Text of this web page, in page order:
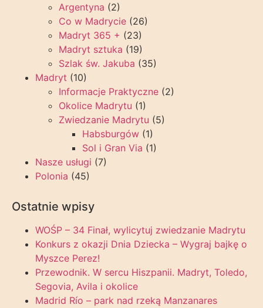
Argentyna (2)
Co w Madrycie (26)
Madryt 365 + (23)
Madryt sztuka (19)
Szlak św. Jakuba (35)
Madryt (10)
Informacje Praktyczne (2)
Okolice Madrytu (1)
Zwiedzanie Madrytu (5)
Habsburgów (1)
Sol i Gran Via (1)
Nasze usługi (7)
Polonia (45)
Ostatnie wpisy
WOŚP – 34 Finał, wylicytuj zwiedzanie Madrytu
Konkurs z okazji Dnia Dziecka – Wygraj bajkę o
Myszce Perez!
Przewodnik. W sercu Hiszpanii. Madryt, Toledo,
Segovia, Avila i okolice
Madrid Río – park nad rzeką Manzanares